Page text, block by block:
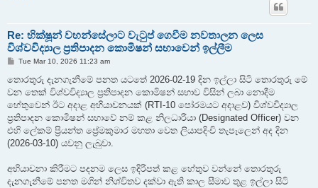
Re: භික්ෂූන් වහන්සේලාට වැටුප් ගෙවීම නවතාලන ලෙස
විශ්වවිද්‍යාල ප්‍රතිපාදන කොමිෂන් සභාවෙන් ඉල්ලීම
P
s
Tue Mar 10, 2026 11:23 am
තොරතුරු දැනගැනීමේ පනත යටතේ 2026-02-19 දින ඉල්ලා සිටි තොරතුරු මේ
වන තෙක් විශ්වවිද්‍යාල ප්‍රතිපාදන කොමිෂන් සභාව විසින් ලබා නොදීම
හේතුවෙන් ඊට අදාළ අභියාචනයක් (RTI-10 පෝරමයට අදාළව) විශ්වවිද්‍යාල
ප්‍රතිපාදන කොමිෂන් සභාවේ නම් කළ නිලධාරියා (Designated Officer) වන
එහි ලේකම් ප්‍රියන්ත ප්‍රේමකුමාර මහතා වෙත ලියාපදිංචි තැපෑලෙන් අද දින
(2026-03-10) යවනු ලැබුවා.
අභියාචනා කිරීමට පදනම ලෙස ඉදිරිපත් කළ හේතුව වන්නේ තොරතුරු
දැනගැනීමේ පනත මගින් නිශ්චිතව දක්වා ඇති කාල සීමාව තුළ ඉල්ලා සිටි